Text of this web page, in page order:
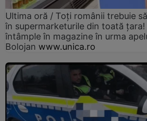
Ultima oră / Toți românii trebuie
în supermarketurile din toată țara!
întâmple în magazine în urma
Bolojan www.unica.ro